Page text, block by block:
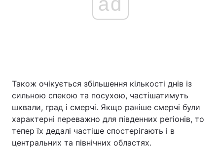
Також очікується збільшення кількості днів із
сильною спекою та посухою, частішатимуть
шквали, град і смерчі. Якщо раніше смерчі були
характерні переважно для південних регіонів, то
тепер їх дедалі частіше спостерігають і в
центральних та північних областях.